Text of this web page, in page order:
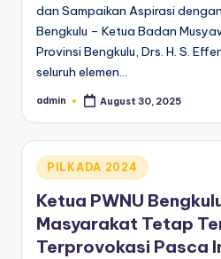
dan Sampaikan Aspirasi
Bengkulu – Ketua Badan
Provinsi Bengkulu, Drs. H. S.
seluruh elemen…
Posted
admin August 30, 2025
Posted
in
PILKADA 2024
Ketua PWNU
Masyarakat Tetap
Terprovokasi Pasca